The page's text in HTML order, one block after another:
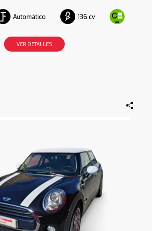
Automático 136 cv
VER DETALLES